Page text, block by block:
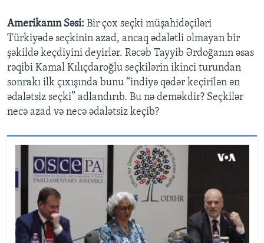
Amerikanın Səsi: Bir çox seçki müşahidəçiləri
Türkiyədə seçkinin azad, ancaq ədalətli olmayan bir
şəkildə keçdiyini deyirlər. Rəcəb Tayyib Ərdoğanın əsas
rəqibi Kamal Kılıçdaroğlu seçkilərin ikinci turundan
sonrakı ilk çıxışında bunu “indiyə qədər keçirilən ən
ədalətsiz seçki” adlandırıb. Bu nə deməkdir? Seçkilər
necə azad və necə ədalətsiz keçib?